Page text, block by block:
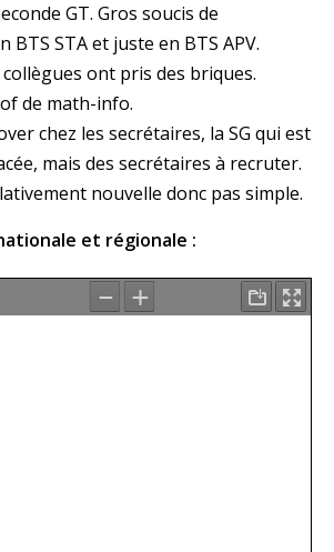
GT. Gros soucis de
BTS STA et juste en BTS APV.
ont pris des briques.
de math-info.
chez les secrétaires, la SG qui est
mais des secrétaires à recruter.
nouvelle donc pas simple.
et régionale :